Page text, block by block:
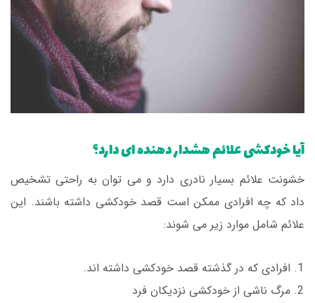
آیا خودکشی علائم هشدار دهنده ای دارد؟
خشونت علائم بسیار نادری دارد و می توان به راحتی تشخیص
داد که چه افرادی ممکن است قصد خودکشی داشته باشند. این
علائم شامل موارد زیر می شوند:
افرادی که در گذشته قصد خودکشی داشته اند.
مرگ ناشی از خودکشی نزدیکان فرد